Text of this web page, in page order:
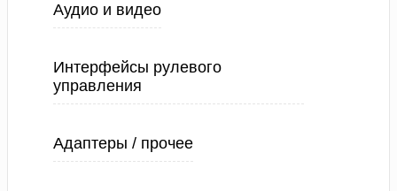
Аудио и видео
Интерфейсы рулевого
управления
Адаптеры / прочее